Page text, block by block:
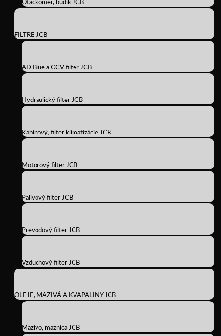
Otáčkomer, budík JCB
FILTRE JCB
AD Blue a CCV filter JCB
Hydraulický filter JCB
Kabínový, filter klimatizácie JCB
Motorový filter JCB
Palivový filter JCB
Prevodový filter JCB
Vzduchový filter JCB
OLEJE, MAZIVÁ A KVAPALINY JCB
Mazivo, maznica JCB